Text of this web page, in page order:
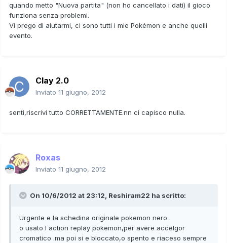
quando metto "Nuova partita" (non ho cancellato i dati) il gioco
funziona senza problemi.
Vi prego di aiutarmi, ci sono tutti i mie Pokémon e anche quelli
evento.
Clay 2.0
Inviato 11 giugno, 2012
senti,riscrivi tutto CORRETTAMENTE.nn ci capisco nulla.
Roxas
Inviato 11 giugno, 2012
On 10/6/2012 at 23:12, Reshiram22 ha scritto:
Urgente e la schedina originale pokemon nero .
o usato l action replay pokemon,per avere accelgor
cromatico .ma poi si e bloccato,o spento e riaceso sempre